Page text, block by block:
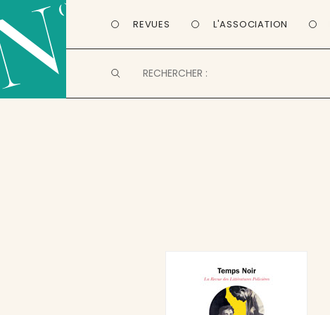
REVUES L'ASSOCIATION